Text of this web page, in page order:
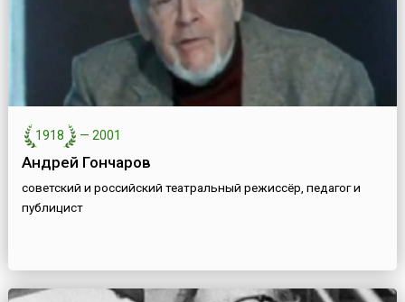
1918 — 2001
Андрей Гончаров
советский и российский театральный режиссёр, педагог и
публицист